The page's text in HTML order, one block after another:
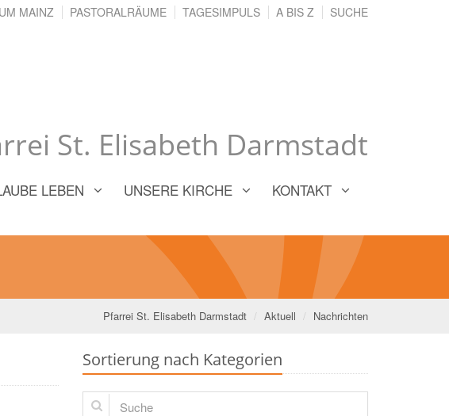
St. Elisabeth Darmstadt
MAINZ PASTORALRÄUME TAGESIMPULS A BIS Z SUCHE
LEBEN UNSERE KIRCHE KONTAKT
Pfarrei St. Elisabeth Darmstadt Aktuell Nachrichten
Sortierung nach Kategorien
Suche